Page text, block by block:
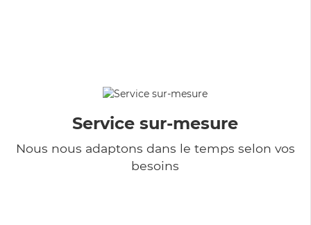
Service sur-mesure
Nous nous adaptons dans le temps selon vos
besoins